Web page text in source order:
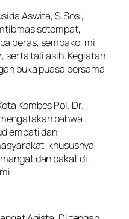
Aswita, S.Sos.,
setempat,
beras, sembako, mi
serta tali asih. Kegiatan
buka puasa bersama
Kombes Pol. Dr.
bahwa
empati dan
khususnya
dan bakat di